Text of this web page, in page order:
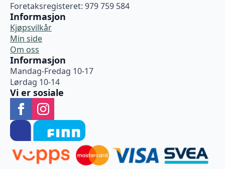
Foretaksregisteret: 979 759 584
Informasjon
Kjøpsvilkår
Min side
Om oss
Informasjon
Mandag-Fredag 10-17
Lørdag 10-14
Vi er sosiale